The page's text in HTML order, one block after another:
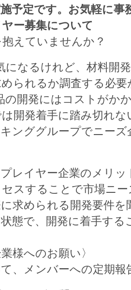
予定です。お気軽に
ー募集について
えていませんか？​
になるけれど、材料開
られるか調査する必
の開発にはコストがか
開発着手に踏み切れな
ンググループでニーズ
プレイヤー企業のメリッ
スすることで市場ニ
求められる開発要件
態で、開発に着手する
様へのお願い〉​
、メンバーへの定期報